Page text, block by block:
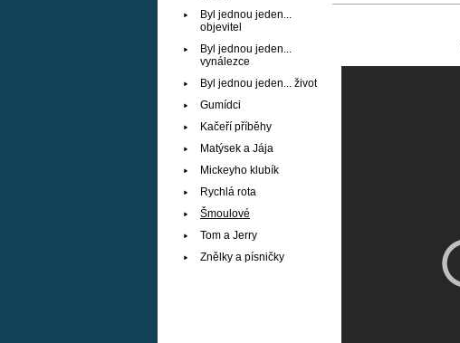
Byl jednou jeden...
objevitel
Byl jednou jeden...
vynálezce
Byl jednou jeden... život
Gumídci
Kačeří příběhy
Matýsek a Jája
Mickeyho klubík
Rychlá rota
Šmoulové
Tom a Jerry
Znělky a písničky